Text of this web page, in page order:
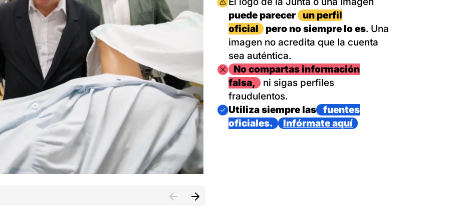
puede parecer
un perfil
oficial
pero no siempre lo es. Una
imagen no acredita que la cuenta
sea auténtica.
ImagenNo compartas información
falsa,
ni sigas perfiles
fraudulentos.
Imagen
Utiliza siempre las
fuentes
oficiales.
Infórmate aquí